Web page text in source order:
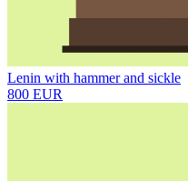
Lenin with hammer and sickle
800 EUR